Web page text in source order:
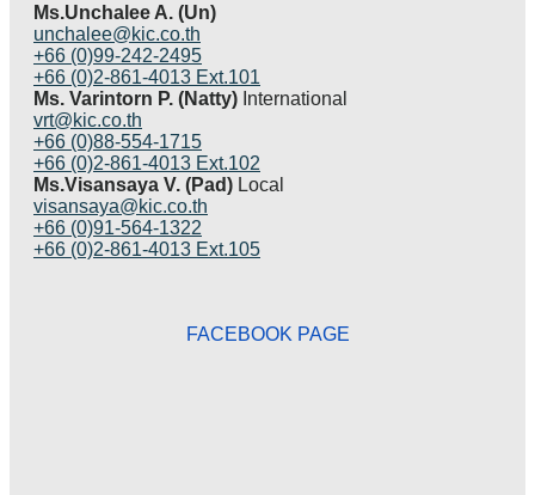
Ms.Unchalee A. (Un)
unchalee@kic.co.th
+66 (0)99-242-2495
+66 (0)2-861-4013 Ext.101
Ms. Varintorn P. (Natty) International
vrt@kic.co.th
+66 (0)88-554-1715
+66 (0)2-861-4013 Ext.102
Ms.Visansaya V. (Pad) Local
visansaya@kic.co.th
+66 (0)91-564-1322
+66 (0)2-861-4013 Ext.105
FACEBOOK PAGE